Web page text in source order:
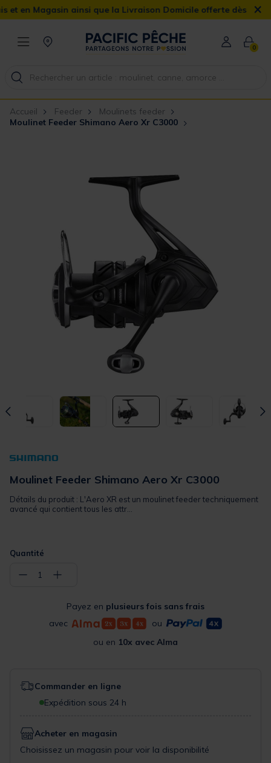
ainsi que la Livraison Domicile offerte dès 90€ ×
0
Accueil Feeder
Moulinets feeder
Moulinet Feeder Shimano Aero Xr C3000
Moulinet Feeder Shimano Aero Xr C3000
Détails du produit : L'Aero XR est un moulinet feeder techniquement
avancé qui contient tous les attr...
Quantité
− 1 +
Payez en plusieurs fois sans frais
avec
ou
ou en 10x avec Alma
Commander en ligne
Expédition sous 24 h
Acheter en magasin
Choisissez un magasin pour voir la disponibilité